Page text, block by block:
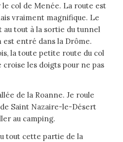
col de Menée. La route est
vraiment magnifique. Le
au tout à la sortie du tunnel
est entré dans la Drôme.
la toute petite route du col
les doigts pour ne pas
de la Roanne. Je roule
de Saint Nazaire-le-Désert
au camping.
tout cette partie de la